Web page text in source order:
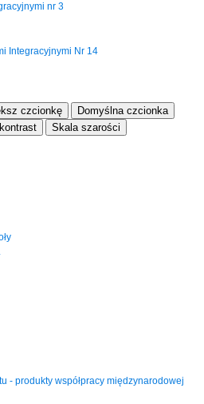
nr 3
czcionkę
Domyślna czcionka
Skala szarości
- produkty współpracy międzynarodowej